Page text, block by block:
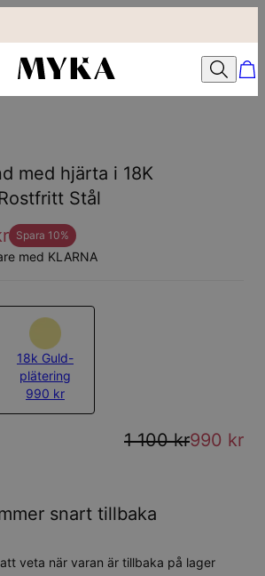
med hjärta i 18K
Stål
Spara 10%
med KLARNA
18k Guld-
plätering
990 kr
1 100 kr990 kr
snart tillbaka
veta när varan är tillbaka på lager